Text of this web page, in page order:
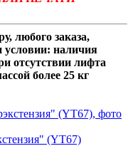
любого заказа,
наличия
отсутствии лифта
более 25 кг
(YT67)